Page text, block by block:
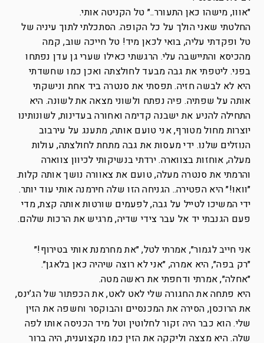
״אווו, מישהו כאן התעורר..״ טל הקניטה אותי.
החלטתי שאני הולך על כל הקופה. הסתכלתי לתוך עיניה של
טל ופקדתי עליה, בואי לכאן מיד! טל חייכה שוב, קמה
מהכיסא והתיישבה עלי. הרגשתי כאילו שערי גן עדן נפתחו
בפני. ליטפתי את גבה מבעד לחולצתה ואכן כמו שחשדתי
היא לא לבשה חזיה. תפסתי את סנטרה ביד אחת ונישקתי
אותה על שפתיה. פיה נפתח ולשוני מצאה את לשונה. היא
התחילה להניע את ישבנה קדימה ואחורה בעדינות, לשונותינו
יוצרות מחול מטורף, אני טועם אותה, מתענג על עירבוב
הנוזלים שלנו. ידי מעסות את גבה מתחת לחולצתה, עולות
מעלה, אוחזות בצווארה. ירדתי בנשיקותי לכיוון צווארה
והרמתי את סנטרה מעלה, טועם את צאוורה נושך אותה קלות.
״וואו!״ היא הפטירה.. הגניחה הזו שלה חירמנה אותי עוד יותר.
ידי המשיכו לטייל על גבה, לפעמים שורטות אותה קצת, מדי
פעם הגנבתי יד אל עבר צידי שדיה, מרגיש את הרכות שלהם.
אני חייב לגמור״, אמרתי לטל, ״את מחרמנת אותי בטירוף!״
״רק בפה״, היא אמרה, ״אני לא רוצה שיהיה כאן בלאגן״.
״אחלה״, אמרתי ודחפתי את ראשה מטה.
היא פתחה את החגורה שלי לאט לאט, את הכפתור של הג’ינס,
את הרוכסן, הסירה את המכנסיים והבוקסר וחשפה את הזין
שלי. הוא כבר היה זקור לחלוטין וטל מיד הכניסה אותו לפה
שלה. היא מצצה וליקקה את הזין כמו מקצוענית, היה ברור